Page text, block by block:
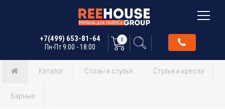
+7(499) 653-81-64
Пн-Пт 9:00 - 18:00
0
Каталог Столы и стулья Стулья и кресла
Барные